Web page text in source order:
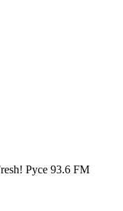
Русе 93.6 FM